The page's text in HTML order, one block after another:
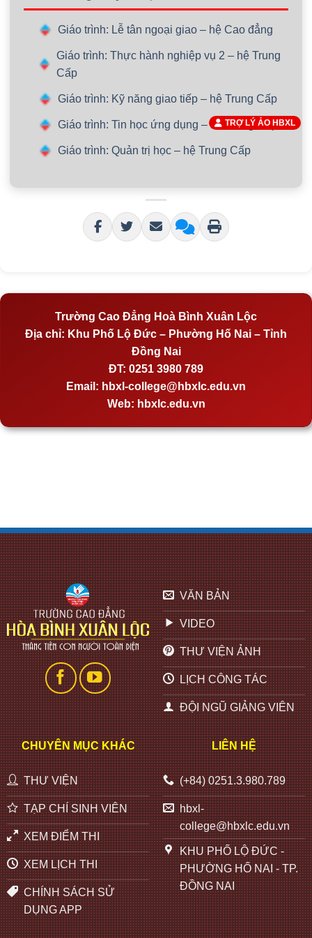
Giáo trình: Lễ tân ngoại giao – hệ Cao đẳng
Giáo trình: Thực hành nghiệp vụ 2 – hệ Trung
Cấp
Giáo trình: Kỹ năng giao tiếp – hệ Trung Cấp
Giáo trình: Tin học ứng dụng – hệ Trung Cấp
Giáo trình: Quản trị học – hệ Trung Cấp
Trường Cao Đẳng Hoà Bình Xuân Lộc
Địa chỉ: Khu Phố Lộ Đức – Phường Hố Nai – Tỉnh
Đồng Nai
ĐT: 0251 3980 789
Email: hbxl-college@hbxlc.edu.vn
Web: hbxlc.edu.vn
VĂN BẢN
VIDEO
THƯ VIỆN ẢNH
LỊCH CÔNG TÁC
ĐỘI NGŨ GIẢNG VIÊN
CHUYÊN MỤC KHÁC
THƯ VIỆN
TẠP CHÍ SINH VIÊN
XEM ĐIỂM THI
XEM LỊCH THI
CHÍNH SÁCH SỬ
DỤNG APP
LIÊN HỆ
(+84) 0251.3.980.789
hbxl-
college@hbxlc.edu.vn
KHU PHỐ LỘ ĐỨC -
PHƯỜNG HỐ NAI - TP.
ĐỒNG NAI
TRỢ LÝ ẢO HBXL